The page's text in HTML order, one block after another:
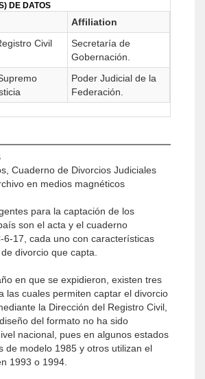
DE DATOS
Affiliation
Civil
Secretaría de
Gobernación.
Poder Judicial de la
Federación.
Cuaderno de Divorcios Judiciales
en medios magnéticos
para la captación de los
son el acta y el cuaderno
6-17, cada uno con características
divorcio que capta.
en que se expidieron, existen tres
las cuales permiten captar el divorcio
la Dirección del Registro Civil,
del formato no ha sido
nacional, pues en algunos estados
de modelo 1985 y otros utilizan el
1993 o 1994.